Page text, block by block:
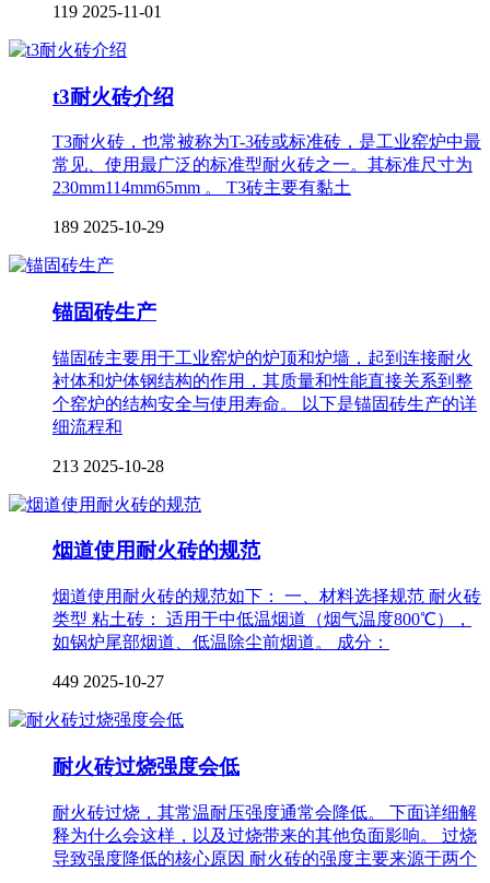
119 2025-11-01
t3耐火砖介绍
T3耐火砖，也常被称为T-3砖或标准砖，是工业窑炉中最
常见、使用最广泛的标准型耐火砖之一。其标准尺寸为
230mm114mm65mm 。 T3砖主要有黏土
189 2025-10-29
锚固砖生产
锚固砖主要用于工业窑炉的炉顶和炉墙，起到连接耐火
衬体和炉体钢结构的作用，其质量和性能直接关系到整
个窑炉的结构安全与使用寿命。 以下是锚固砖生产的详
细流程和
213 2025-10-28
烟道使用耐火砖的规范
烟道使用耐火砖的规范如下： 一、材料选择规范 耐火砖
类型 粘土砖： 适用于中低温烟道（烟气温度800℃），
如锅炉尾部烟道、低温除尘前烟道。 成分：
449 2025-10-27
耐火砖过烧强度会低
耐火砖过烧，其常温耐压强度通常会降低。 下面详细解
释为什么会这样，以及过烧带来的其他负面影响。 过烧
导致强度降低的核心原因 耐火砖的强度主要来源于两个